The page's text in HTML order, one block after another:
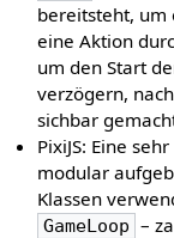
bereitsteht, um
eine Aktion
um den Start
verzögern,
sichbar
PixiJS: Eine
modular
Klassen
GameLoop –